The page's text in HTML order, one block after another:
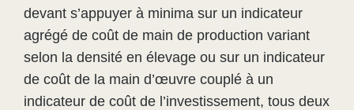
devant s’appuyer à minima sur un indicateur
agrégé de coût de main de production variant
selon la densité en élevage ou sur un indicateur
de coût de la main d’œuvre couplé à un
indicateur de coût de l’investissement, tous deux